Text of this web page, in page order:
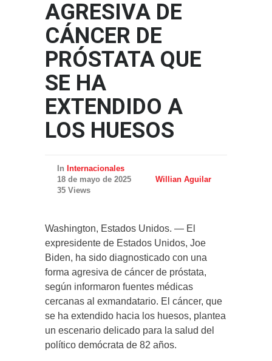
AGRESIVA DE
CÁNCER DE
PRÓSTATA QUE
SE HA
EXTENDIDO A
LOS HUESOS
In Internacionales
18 de mayo de 2025
Willian Aguilar
35 Views
Washington, Estados Unidos. — El
expresidente de Estados Unidos, Joe
Biden, ha sido diagnosticado con una
forma agresiva de cáncer de próstata,
según informaron fuentes médicas
cercanas al exmandatario. El cáncer, que
se ha extendido hacia los huesos, plantea
un escenario delicado para la salud del
político demócrata de 82 años.